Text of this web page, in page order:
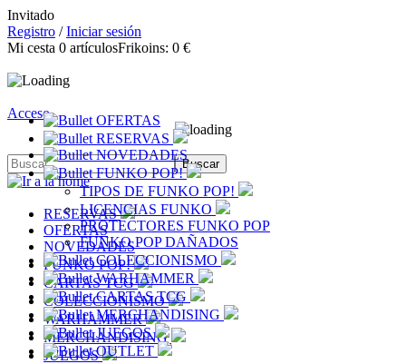
Invitado
Registro /Iniciar sesión
Mi cesta 0 artículosFrikoins: 0 €
Acceso
RESERVAS
OFERTAS
NOVEDADES
FUNKO POP!
CARTAS TCG
COLECCIONISMO
WARHAMMER
MERCHANDISING
JUEGOS
OFERTAS
RESERVAS
NOVEDADES
FUNKO POP!
TIPOS DE FUNKO POP!
LICENCIAS FUNKO
PROTECTORES FUNKO POP
FUNKO POP DAÑADOS
COLECCIONISMO
WARHAMMER
CARTAS TCG
MERCHANDISING
JUEGOS
OUTLET